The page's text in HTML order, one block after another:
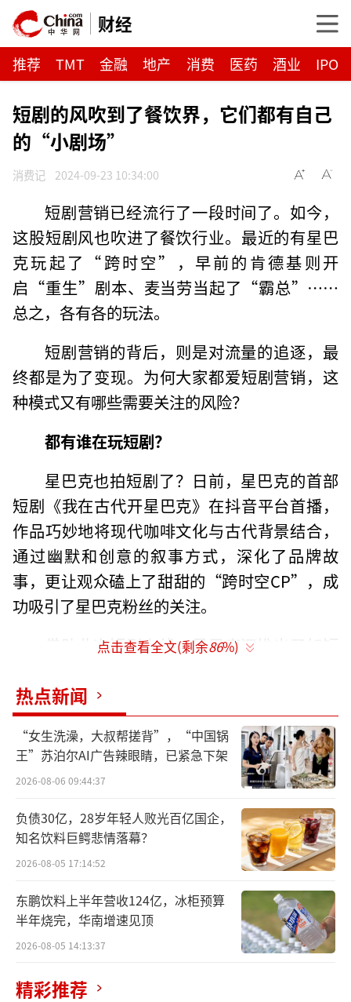
财经
推荐 TMT 金融 地产 消费 医药 酒业 IPO
短剧的风吹到了餐饮界，它们都有自己
的“小剧场”
消费记 2024-09-23 10:34:00
短剧营销已经流行了一段时间了。如今，
这股短剧风也吹进了餐饮行业。最近的有星巴
克玩起了“跨时空”，早前的肯德基则开
启“重生”剧本、麦当劳当起了“霸总”……
总之，各有各的玩法。
短剧营销的背后，则是对流量的追逐，最
终都是为了变现。为何大家都爱短剧营销，这
种模式又有哪些需要关注的风险？
都有谁在玩短剧？
星巴克也拍短剧了？日前，星巴克的首部
短剧《我在古代开星巴克》在抖音平台首播，
作品巧妙地将现代咖啡文化与古代背景结合，
通过幽默和创意的叙事方式，深化了品牌故
事，更让观众磕上了甜甜的“跨时空CP”，成
功吸引了星巴克粉丝的关注。
借助此次短剧上线，星巴克还推出了如短
8元两杯等的“星巴客栈开业福利”，以此推广
季节性新品。
点击查看全文(剩余86%)
热点新闻
“女生洗澡，大叔帮搓背”，“中国锅
王”苏泊尔AI广告辣眼睛，已紧急下架
2026-08-06 09:44:37
负债30亿，28岁年轻人败光百亿国企，
知名饮料巨鳄悲情落幕？
2026-08-05 17:14:52
东鹏饮料上半年营收124亿，冰柜预算
半年烧完，华南增速见顶
2026-08-05 14:13:37
精彩推荐